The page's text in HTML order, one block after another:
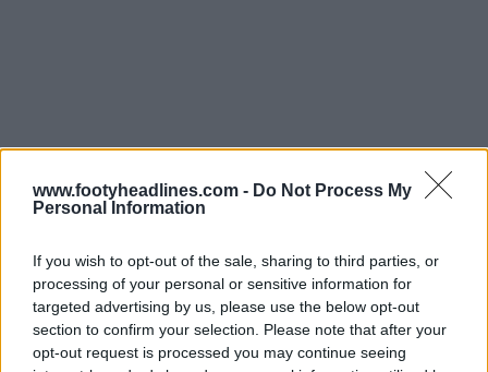
www.footyheadlines.com - Do Not Process My
Personal Information
If you wish to opt-out of the sale, sharing to third parties, or
processing of your personal or sensitive information for
targeted advertising by us, please use the below opt-out
section to confirm your selection. Please note that after your
opt-out request is processed you may continue seeing